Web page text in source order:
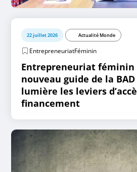
22 juillet 2026 Actualité Monde
EntrepreneuriatFéminin
Entrepreneuriat féminin
nouveau guide de la
lumière les leviers
financement